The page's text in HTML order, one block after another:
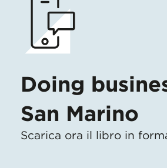
Doing
San Marino
Scarica ora il libro in